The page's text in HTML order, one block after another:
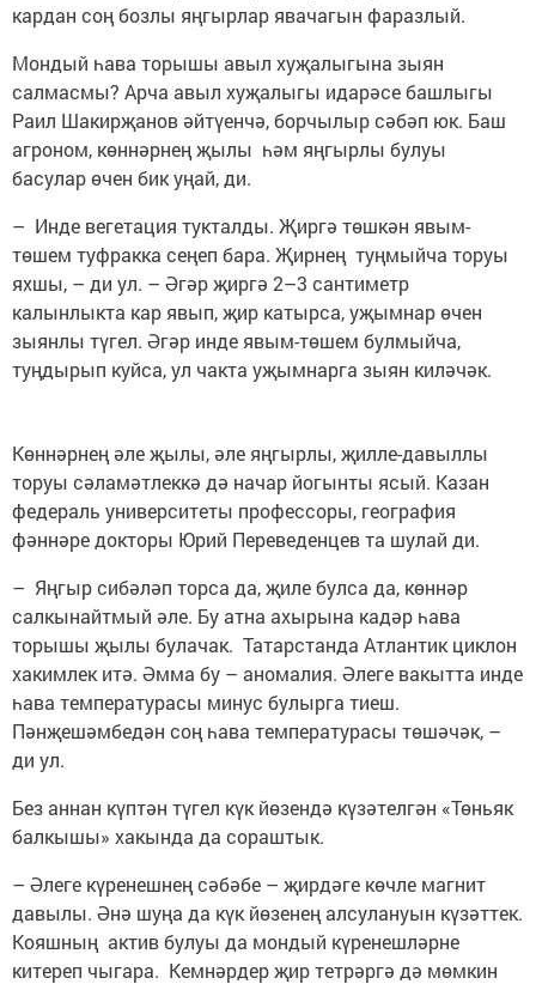
кардан соң бозлы яңгырлар явачагын фаразлый.
Мондый һава торышы авыл хуҗалыгына зыян
салмасмы? Арча авыл хуҗалыгы идарәсе башлыгы
Раил Шакирҗанов әйтүенчә, борчылыр сәбәп юк. Баш
агроном, көннәрнең җылы һәм яңгырлы булуы
басулар өчен бик уңай, ди.
– Инде вегетация тукталды. Җиргә төшкән явым-
төшем туфракка сеңеп бара. Җирнең туңмыйча торуы
яхшы, – ди ул. – Әгәр җиргә 2–3 сантиметр
калынлыкта кар явып, җир катырса, уҗымнар өчен
зыянлы түгел. Әгәр инде явым-төшем булмыйча,
туңдырып куйса, ул чакта уҗымнарга зыян киләчәк.
Көннәрнең әле җылы, әле яңгырлы, җилле-давыллы
торуы сәламәтлеккә дә начар йогынты ясый. Казан
федераль университеты профессоры, география
фәннәре докторы Юрий Переведенцев та шулай ди.
– Яңгыр сибәләп торса да, җиле булса да, көннәр
салкынайтмый әле. Бу атна ахырына кадәр һава
торышы җылы булачак. Татарстанда Атлантик циклон
хакимлек итә. Әмма бу – аномалия. Әлеге вакытта инде
һава температурасы минус булырга тиеш.
Пәнҗешәмбедән соң һава температурасы төшәчәк, –
ди ул.
Без аннан күптән түгел күк йөзендә күзәтелгән «Төньяк
балкышы» хакында да сораштык.
– Әлеге күренешнең сәбәбе – җирдәге көчле магнит
давылы. Әнә шуңа да күк йөзенең алсулануын күзәттек.
Кояшның актив булуы да мондый күренешләрне
китереп чыгара. Кемнәрдер җир тетрәргә дә мөмкин